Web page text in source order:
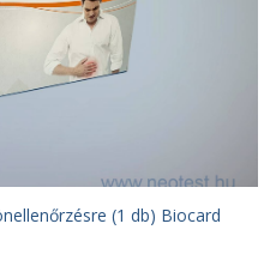
(1 db) Biocard